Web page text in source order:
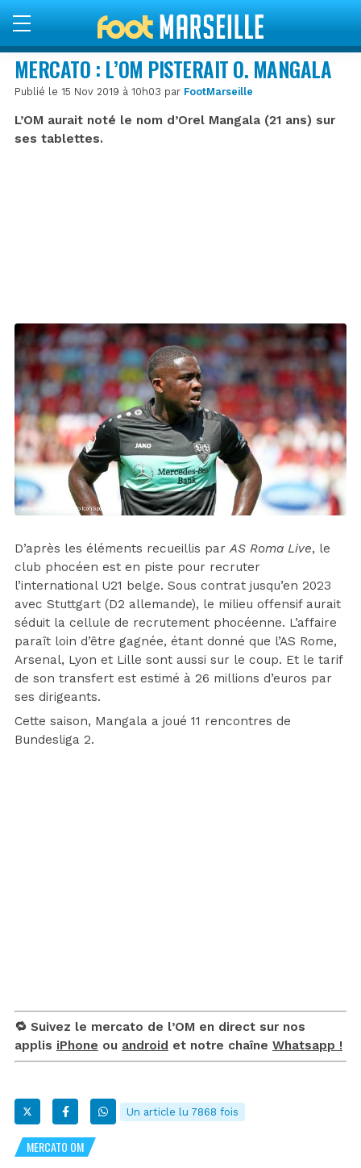
MERCATO : L’OM PISTERAIT O. MANGALA
Publié le 15 Nov 2019 à 10h03 par FootMarseille
L’OM aurait noté le nom d’Orel Mangala (21 ans) sur
ses tablettes.
D’après les éléments recueillis parAS Roma Live, le
club phocéen est en piste pour recruter
l’international U21 belge. Sous contrat jusqu’en 2023
avec Stuttgart (D2 allemande), le milieu offensif aurait
séduit la cellule de recrutement phocéenne. L’affaire
paraît loin d’être gagnée, étant donné que l’AS Rome,
Arsenal, Lyon et Lille sont aussi sur le coup. Et le tarif
de son transfert est estimé à 26 millions d’euros par
ses dirigeants.
Cette saison, Mangala a joué 11 rencontres de
Bundesliga 2.
🔁 Suivez le mercato de l’OM en direct sur nos
applis iPhone ou android et notre chaîne Whatsapp !
Un article lu 7868 fois
MERCATO OM